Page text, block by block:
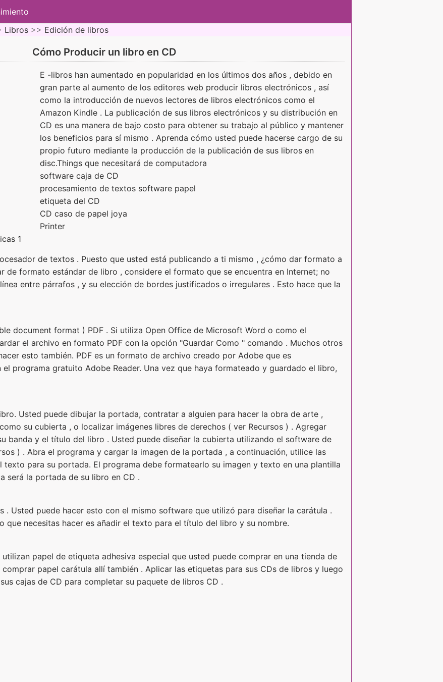
Libros >> Edición de libros
Cómo Producir un libro en CD
E -libros han aumentado en popularidad en los últimos dos años , debido en
gran parte al aumento de los editores web producir libros electrónicos , así
como la introducción de nuevos lectores de libros electrónicos como el
Amazon Kindle . La publicación de sus libros electrónicos y su distribución en
CD es una manera de bajo costo para obtener su trabajo al público y mantener
los beneficios para sí mismo . Aprenda cómo usted puede hacerse cargo de su
propio futuro mediante la producción de la publicación de sus libros en
disc.Things que necesitará de computadora
software caja de CD
procesamiento de textos software papel
etiqueta del CD
CD caso de papel joya
Printer
1
de textos . Puesto que usted está publicando a ti mismo , ¿cómo dar formato a
de formato estándar de libro , considere el formato que se encuentra en Internet; no
entre párrafos , y su elección de bordes justificados o irregulares . Esto hace que la
document format ) PDF . Si utiliza Open Office de Microsoft Word o como el
el archivo en formato PDF con la opción "Guardar Como " comando . Muchos otros
esto también. PDF es un formato de archivo creado por Adobe que es
programa gratuito Adobe Reader. Una vez que haya formateado y guardado el libro,
Usted puede dibujar la portada, contratar a alguien para hacer la obra de arte ,
su cubierta , o localizar imágenes libres de derechos ( ver Recursos ) . Agregar
banda y el título del libro . Usted puede diseñar la cubierta utilizando el software de
) . Abra el programa y cargar la imagen de la portada , a continuación, utilice las
texto para su portada. El programa debe formatearlo su imagen y texto en una plantilla
será la portada de su libro en CD .
. Usted puede hacer esto con el mismo software que utilizó para diseñar la carátula .
que necesitas hacer es añadir el texto para el título del libro y su nombre.
papel de etiqueta adhesiva especial que usted puede comprar en una tienda de
papel carátula allí también . Aplicar las etiquetas para sus CDs de libros y luego
cajas de CD para completar su paquete de libros CD .